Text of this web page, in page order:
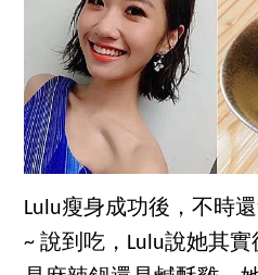
Lulu瘦身成功後，不時
~ 說到吃，Lulu說她其